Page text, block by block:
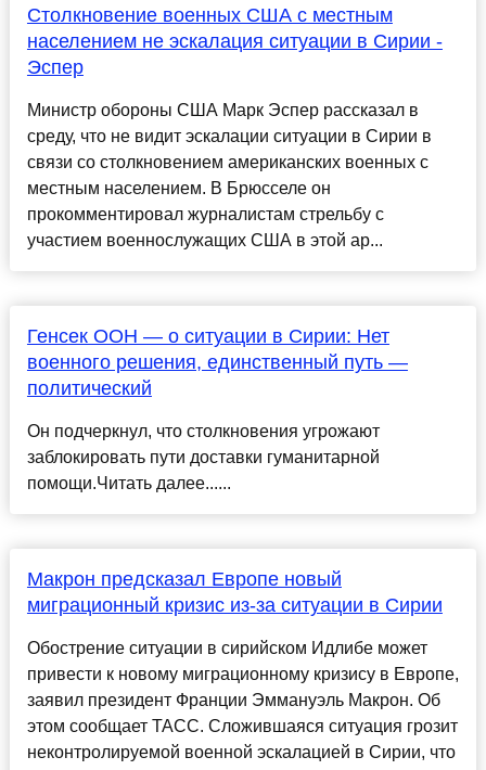
Столкновение военных США с местным
населением не эскалация ситуации в Сирии -
Эспер
Министр обороны США Марк Эспер рассказал в
среду, что не видит эскалации ситуации в Сирии в
связи со столкновением американских военных с
местным населением. В Брюсселе он
прокомментировал журналистам стрельбу с
участием военнослужащих США в этой ар...
Генсек ООН — о ситуации в Сирии: Нет
военного решения, единственный путь —
политический
Он подчеркнул, что столкновения угрожают
заблокировать пути доставки гуманитарной
помощи.Читать далее......
Макрон предсказал Европе новый
миграционный кризис из-за ситуации в Сирии
Обострение ситуации в сирийском Идлибе может
привести к новому миграционному кризису в Европе,
заявил президент Франции Эммануэль Макрон. Об
этом сообщает ТАСС. Сложившаяся ситуация грозит
неконтролируемой военной эскалацией в Сирии, что